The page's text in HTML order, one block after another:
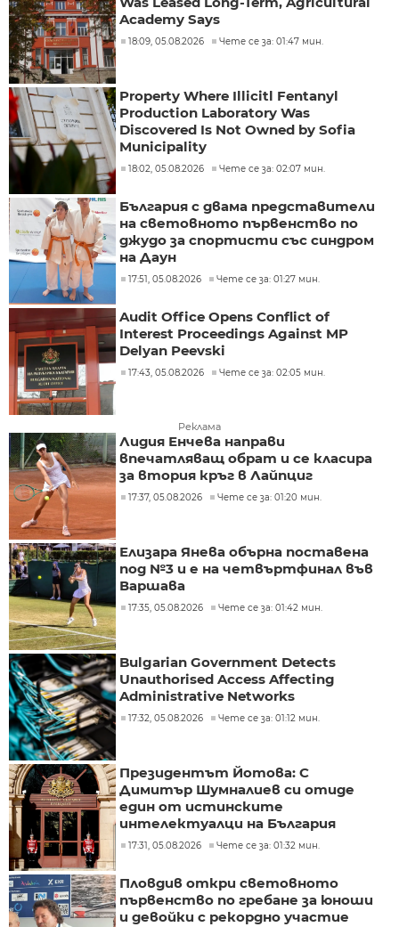
Academy Says
18:09, 05.08.2026 Чете се за: 01:47 мин.
Property Where Illicitl Fentanyl
Production Laboratory Was
Discovered Is Not Owned by Sofia
Municipality
18:02, 05.08.2026 Чете се за: 02:07 мин.
България с двама представители
на световното първенство по
джудо за спортисти със синдром
на Даун
17:51, 05.08.2026 Чете се за: 01:27 мин.
Audit Office Opens Conflict of
Interest Proceedings Against MP
Delyan Peevski
17:43, 05.08.2026 Чете се за: 02:05 мин.
Реклама
Лидия Енчева направи
впечатляващ обрат и се класира
за втория кръг в Лайпциг
17:37, 05.08.2026 Чете се за: 01:20 мин.
Елизара Янева обърна поставена
под №3 и е на четвъртфинал във
Варшава
17:35, 05.08.2026 Чете се за: 01:42 мин.
Bulgarian Government Detects
Unauthorised Access Affecting
Administrative Networks
17:32, 05.08.2026 Чете се за: 01:12 мин.
Президентът Йотова: С
Димитър Шумналиев си отиде
един от истинските
интелектуалци на България
17:31, 05.08.2026 Чете се за: 01:32 мин.
Пловдив откри световното
първенство по гребане за юноши
и девойки с рекордно участие